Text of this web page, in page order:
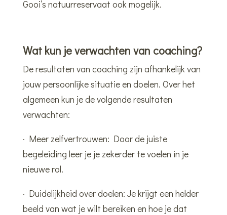
Gooi’s natuurreservaat ook mogelijk.
Wat kun je verwachten van coaching?
De resultaten van coaching zijn afhankelijk van
jouw persoonlijke situatie en doelen. Over het
algemeen kun je de volgende resultaten
verwachten:
· Meer zelfvertrouwen: Door de juiste
begeleiding leer je je zekerder te voelen in je
nieuwe rol.
· Duidelijkheid over doelen: Je krijgt een helder
beeld van wat je wilt bereiken en hoe je dat